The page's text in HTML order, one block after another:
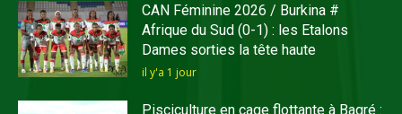
CAN Féminine 2026 / Burkina #
Afrique du Sud (0-1) : les Etalons
Dames sorties la tête haute
il y'a 1 jour
Pisciculture en cage flottante à Bagré :